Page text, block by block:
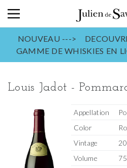
NOUVEAU --->
GAMME DE WHISKIES EN
Louis Jadot -
Appellation
Color
Vintage
Volume